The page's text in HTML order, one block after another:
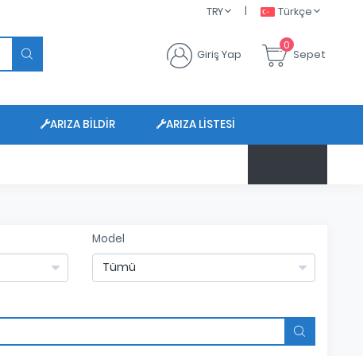
Türkçe
|
TRY
Giriş Yap
0
Sepet
ARIZA BILDIR
ARIZA LISTESI
$ 47.6799
Model